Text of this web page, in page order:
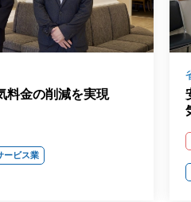
料金の削減を実現
ービス業